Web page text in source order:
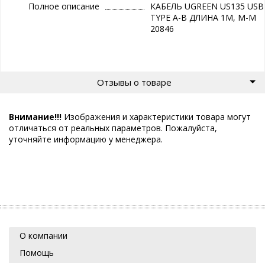
Полное описание
КАБЕЛЬ UGREEN US135 USB
TYPE A-B ДЛИНА 1М, M-M
20846
Отзывы о товаре
Внимание!!! Изображения и характеристики товара могут
отличаться от реальных параметров. Пожалуйста,
уточняйте информацию у менеджера.
О компании
Помощь